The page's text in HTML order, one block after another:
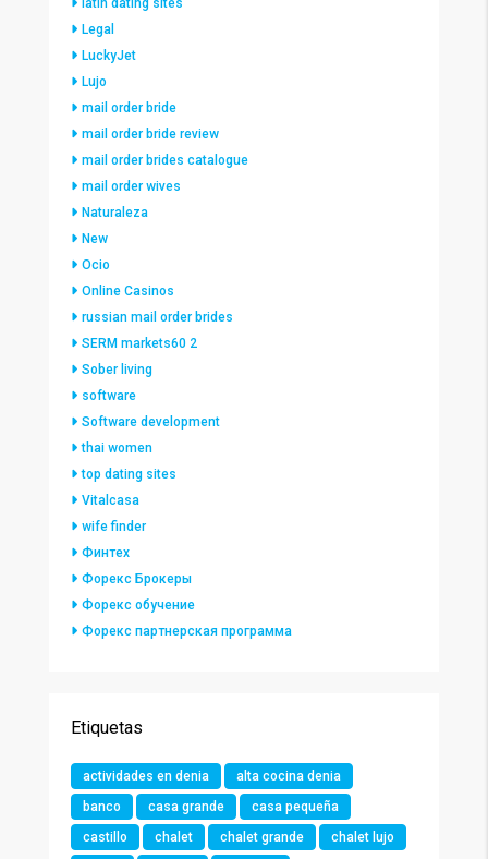
latin dating sites
Legal
LuckyJet
Lujo
mail order bride
mail order bride review
mail order brides catalogue
mail order wives
Naturaleza
New
Ocio
Online Casinos
russian mail order brides
SERM markets60 2
Sober living
software
Software development
thai women
top dating sites
Vitalcasa
wife finder
Финтех
Форекс Брокеры
Форекс обучение
Форекс партнерская программа
Etiquetas
actividades en denia
alta cocina denia
banco
casa grande
casa pequeña
castillo
chalet chalet grande
chalet lujo